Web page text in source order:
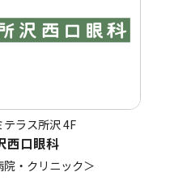
テラス所沢4F
西口眼科
院・クリニック＞